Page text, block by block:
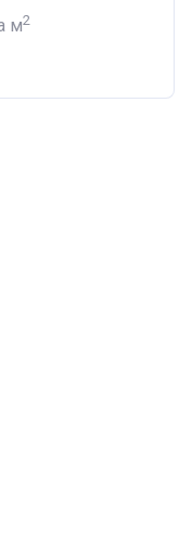
м2